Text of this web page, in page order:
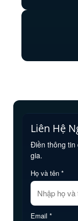
Liên Hệ
Điền thông tin
gia.
Họ và tên *
Email *